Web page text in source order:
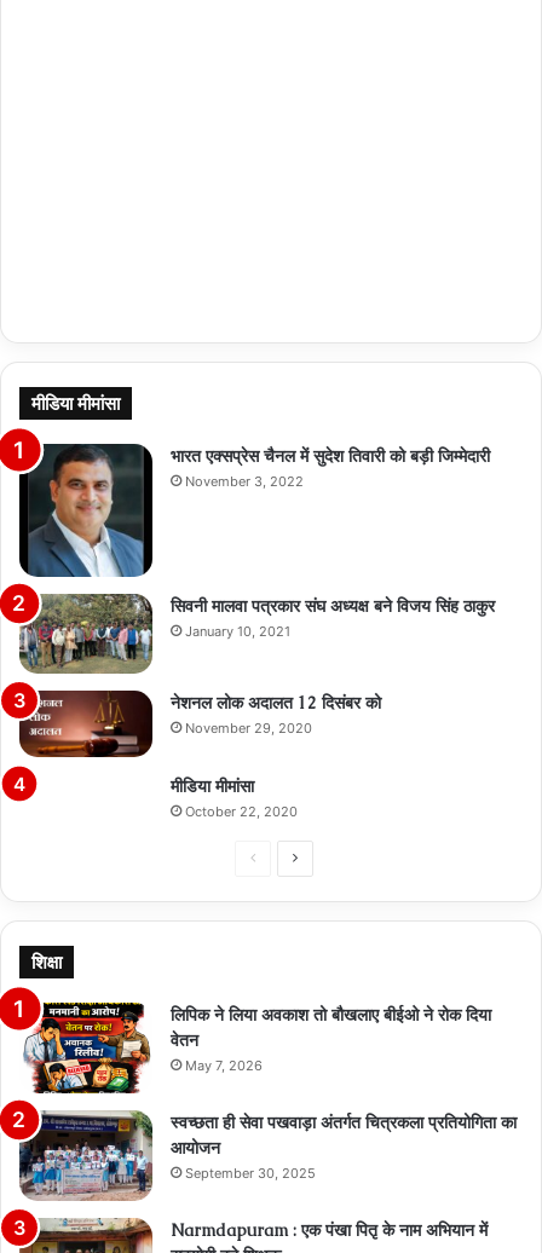
मीडिया मीमांसा
भारत एक्सप्रेस चैनल में सुदेश तिवारी को बड़ी जिम्मेदारी
November 3, 2022
सिवनी मालवा पत्रकार संघ अध्यक्ष बने विजय सिंह ठाकुर
January 10, 2021
नेशनल लोक अदालत 12 दिसंबर को
November 29, 2020
मीडिया मीमांसा
October 22, 2020
PreviousNext
शिक्षा
लिपिक ने लिया अवकाश तो बौखलाए बीईओ ने रोक दिया
वेतन
May 7, 2026
स्वच्छता ही सेवा पखवाड़ा अंतर्गत चित्रकला प्रतियोगिता का
आयोजन
September 30, 2025
Narmdapuram : एक पंखा पितृ के नाम अभियान में